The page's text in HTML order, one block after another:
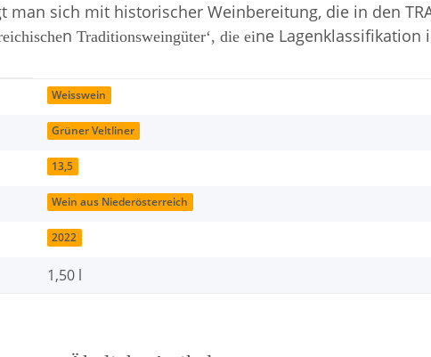
sich mit historischer Weinbereitung, die in den
n Traditionsweingüter‘, die eine Lagenklassifikation
Weisswein
Grüner Veltliner
13,5
Wein aus Niederösterreich
2022
1,50 l